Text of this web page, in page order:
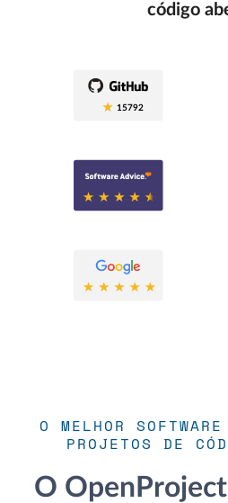
código
15792
O MELHOR
PROJETOS DE
O